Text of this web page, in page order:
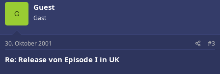
G
Guest
Gast
30. Oktober 2001 #3
Re: Release von Episode I in UK